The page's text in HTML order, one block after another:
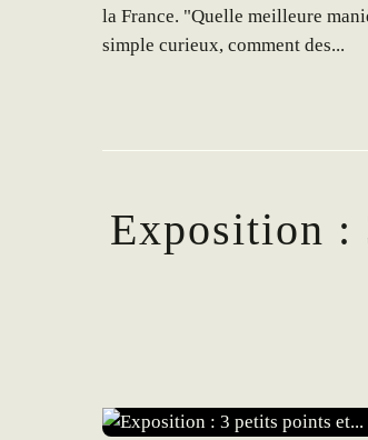
la France. "Quelle meilleure
simple curieux, comment des...
Exposition :